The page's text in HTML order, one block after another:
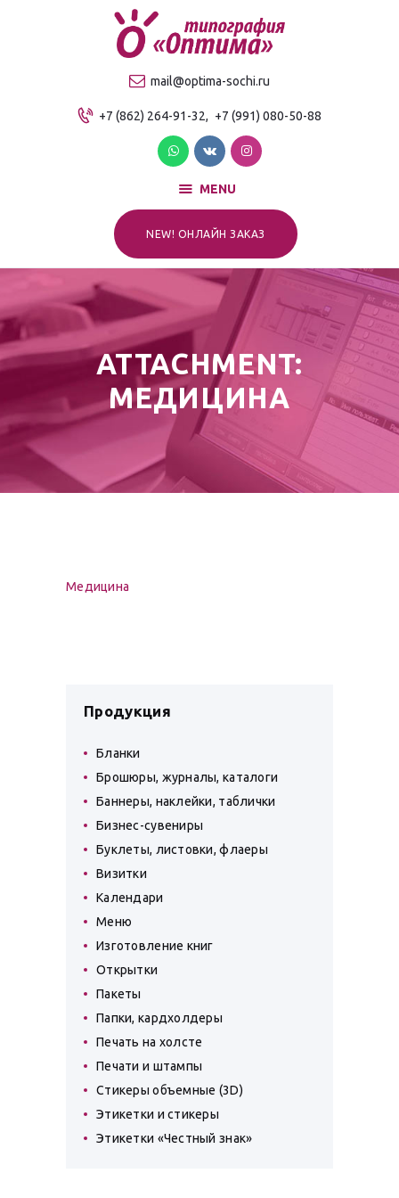
mail@optima-sochi.ru
+7 (862) 264-91-32, +7 (991) 080-50-88
MENU
NEW! ОНЛАЙН ЗАКАЗ
ATTACHMENT:
МЕДИЦИНА
Качественная типография в Сочи
О компании
Продукция
Услуги
Прайс-лист
Для клиентов
Медицина
Продукция
Бланки
Брошюры, журналы, каталоги
Баннеры, наклейки, таблички
Бизнес-сувениры
Буклеты, листовки, флаеры
Визитки
Календари
Меню
Изготовление книг
Открытки
Пакеты
Папки, кардхолдеры
Печать на холсте
Печати и штампы
Стикеры объемные (3D)
Этикетки и стикеры
Этикетки «Честный знак»